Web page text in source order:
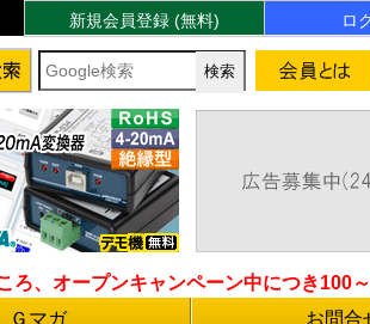
ロ
新規会員登録 (無料)
ろ、オープンキャンペーン中につき100
Ｇマガ
お問合